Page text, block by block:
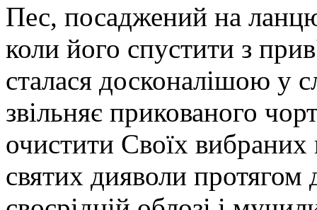
Пес, посаджений на
коли його спустити з
сталася досконалішою у
звільняє прикованого
очистити Своїх вибраних
святих дияволи протягом